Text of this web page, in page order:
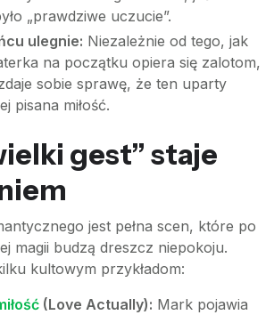
„prawdziwe uczucie”.
ulegnie: Niezależnie od tego, jak
na początku opiera się zalotom,
sobie sprawę, że ten uparty
pisana miłość.
gest” staje
jest pełna scen, które po
magii budzą dreszcz niepokoju.
kultowym przykładom:
(Love Actually): Mark pojawia